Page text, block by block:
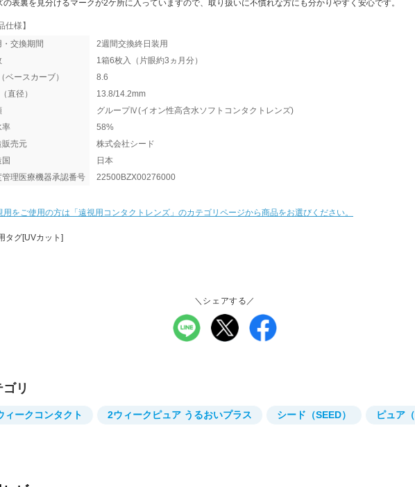
の表裏を見分けるマークが2ケ所に入っていますので、取り扱いに不慣れな方にも分かりやすく安心です。
仕様】
・交換期間
2週間交換終日装用
1箱6枚入（片眼約3ヵ月分）
ベースカーブ）
8.6
直径）
13.8/14.2mm
グループⅣ(イオン性高含水ソフトコンタクトレンズ)
率
58%
販売元
株式会社シード
日本
管理医療機器承認番号
22500BZX00276000
をご使用の方は「遠視用コンタクトレンズ」のカテゴリページから商品をお選びください。
タグ[UVカット]
＼シェアする／
リ
ィークコンタクト 2ウィークピュア うるおいプラス シード（SEED） ピュア